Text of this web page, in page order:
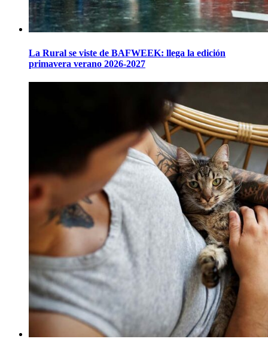
La Rural se viste de BAFWEEK: llega la edición
primavera verano 2026-2027